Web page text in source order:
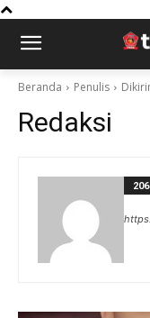
Beranda Penulis
Redaksi